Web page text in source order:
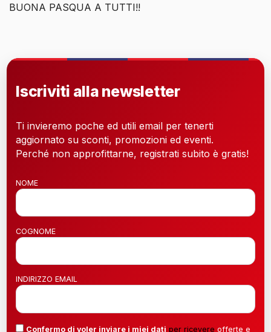
BUONA PASQUA A TUTTI!!
Iscriviti alla newsletter
Ti invieremo poche ed utili email per tenerti
aggiornato su sconti, promozioni ed eventi.
Perché non approfittarne, registrati subito è gratis!
NOME
COGNOME
INDIRIZZO EMAIL
Confermo di voler inviare i miei dati per ricevere offerte e